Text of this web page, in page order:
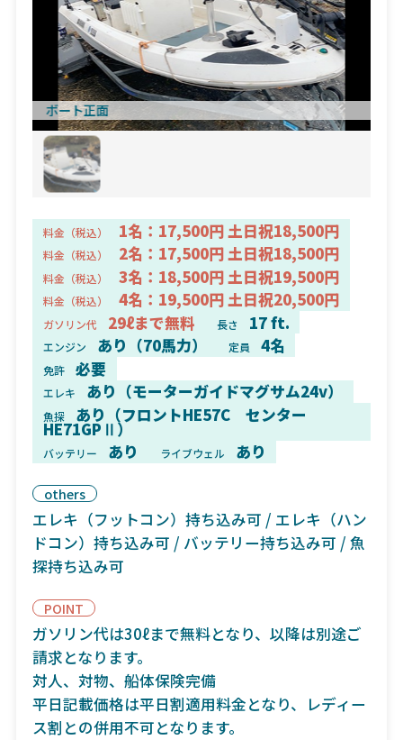
ボート正面
料金（税込） 1名：17,500円 土日祝18,500円
料金（税込） 2名：17,500円 土日祝18,500円
料金（税込） 3名：18,500円 土日祝19,500円
料金（税込） 4名：19,500円 土日祝20,500円
ガソリン代 29ℓまで無料 長さ 17 ft.
エンジン あり（70馬力） 定員 4名
免許 必要
エレキ あり（モーターガイドマグサム24v）
魚探 あり（フロントHE57C センター
HE71GPⅡ）
バッテリー あり ライブウェル あり
others
エレキ（フットコン）持ち込み可 / エレキ（ハン
ドコン）持ち込み可 / バッテリー持ち込み可 / 魚
探持ち込み可
POINT
ガソリン代は30ℓまで無料となり、以降は別途ご
請求となります。
対人、対物、船体保険完備
平日記載価格は平日割適用料金となり、レディー
ス割との併用不可となります。